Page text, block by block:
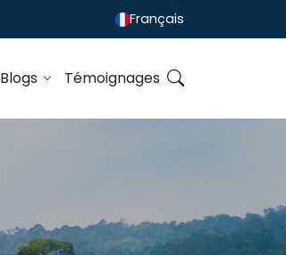
Français
Blogs Témoignages